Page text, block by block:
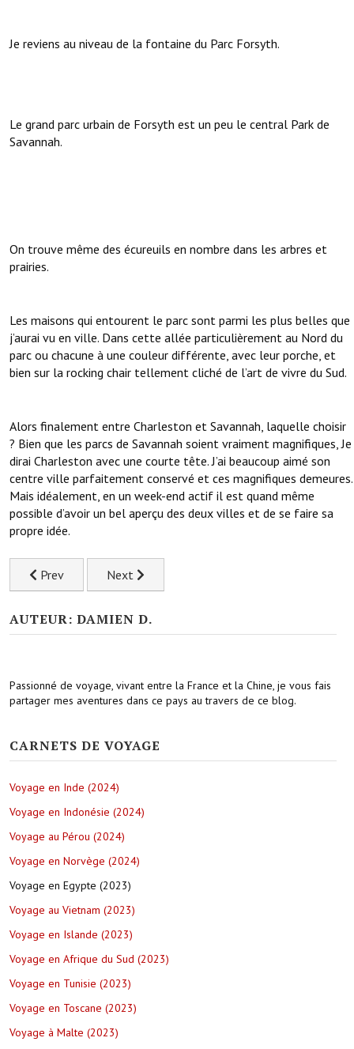
Je reviens au niveau de la fontaine du Parc Forsyth.
Le grand parc urbain de Forsyth est un peu le central Park de
Savannah.
On trouve même des écureuils en nombre dans les arbres et
prairies.
Les maisons qui entourent le parc sont parmi les plus belles que
j’aurai vu en ville. Dans cette allée particulièrement au Nord du
parc ou chacune à une couleur différente, avec leur porche, et
bien sur la rocking chair tellement cliché de l’art de vivre du Sud.
Alors finalement entre Charleston et Savannah, laquelle choisir
? Bien que les parcs de Savannah soient vraiment magnifiques, Je
dirai Charleston avec une courte tête. J’ai beaucoup aimé son
centre ville parfaitement conservé et ces magnifiques demeures.
Mais idéalement, en un week-end actif il est quand même
possible d’avoir un bel aperçu des deux villes et de se faire sa
propre idée.
Previous article: Le state park de Hunting Island à Beaufort
Prev Next article: Atlanta capitale de l’Etat de
Next
AUTEUR: DAMIEN D.
Passionné de voyage, vivant entre la France et la Chine, je vous fais
partager mes aventures dans ce pays au travers de ce blog.
CARNETS DE VOYAGE
Voyage en Inde (2024)
Voyage en Indonésie (2024)
Voyage au Pérou (2024)
Voyage en Norvège (2024)
Voyage en Egypte (2023)
Voyage au Vietnam (2023)
Voyage en Islande (2023)
Voyage en Afrique du Sud (2023)
Voyage en Tunisie (2023)
Voyage en Toscane (2023)
Voyage à Malte (2023)